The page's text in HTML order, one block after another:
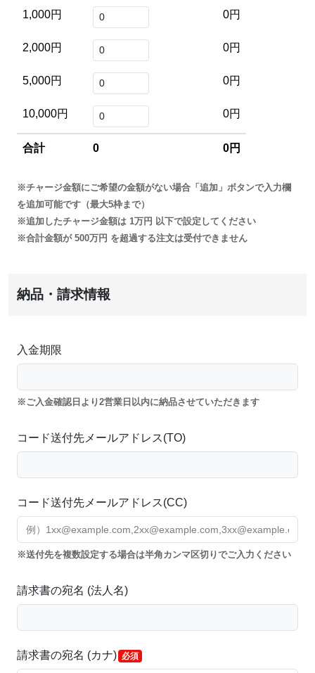
1,000円 0円
2,000円 0円
5,000円 0円
10,000円 0円
合計 0 0円
チャージ金額にご希望の金額がない場合「追加」ボタンで入力欄
を追加可能です（最大5枠まで）
追加したチャージ金額は 1万円 以下で設定してください
合計金額が 500万円 を超過する注文は受付できません
納品・請求情報
入金期限
ご入金確認日より2営業日以内に納品させていただきます
コード送付先メールアドレス(TO)
コード送付先メールアドレス(CC)
送付先を複数設定する場合は半角カンマ区切りでご入力ください
請求書の宛名 (法人名)
請求書の宛名 (カナ)